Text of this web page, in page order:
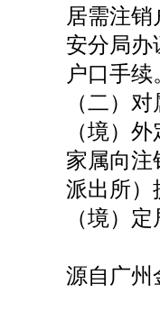
居需注
安分局办
户口手续
（二）
（境）
家属向注
派出所）
（境）
源自广州